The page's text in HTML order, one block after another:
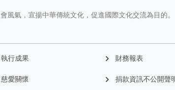
風氣，宣揚中華傳統文化，促進國際文化交流為目的。
執行成果
慈愛關懷
財務報表
捐款資訊不公開聲